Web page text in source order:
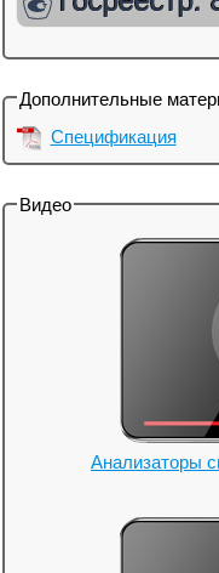
Дополнительные
Спецификация
Видео
Анализаторы